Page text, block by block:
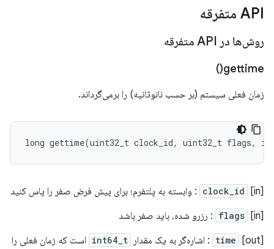
API متفرقه
روش‌ها در API متفرقه
gettime(
)
زمان فعلی سیستم (بر حسب نانوثانیه) را برمی‌گرداند.
long gettime(uint32_t clock_id, uint32_t flags,
[in]
clock_id : وابسته به پلتفرم؛ برای پیش فرض صفر را پاس کنید
[in]
flags : رزرو شده، باید صفر باشد
[out]
time : اشاره‌گر به یک مقدار int64_t است که زمان فعلی را